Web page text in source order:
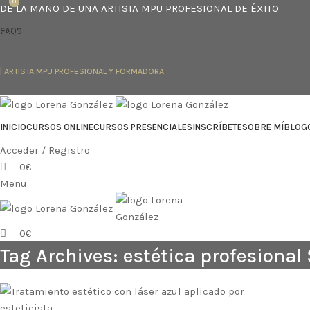
Skip to navigation
Skip to main content
DE LA MANO DE UNA ARTISTA MPU PROFESIONAL DE ÉXITO
FAQS
| ARTISTA MPU PROFESIONAL Y FORMADORA
INICIOCURSOS ONLINECURSOS PRESENCIALESINSCRÍBETESOBRE MÍBLOG
Acceder / Registro
0
0€
Menu
0
0€
Tag Archives: estética profesional
0